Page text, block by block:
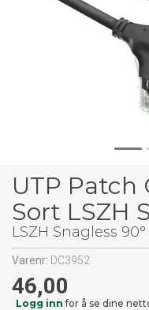
UTP Patch
Sort LSZH
LSZH Snagless
Varenr: DC3952
46,00
Logg inn for å se dine